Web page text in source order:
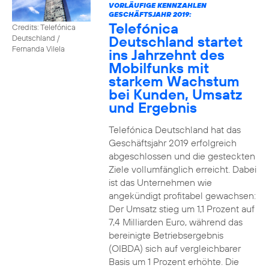
Credits: Telefónica
Deutschland /
Fernanda Vilela
VORLÄUFIGE KENNZAHLEN
GESCHÄFTSJAHR 2019:
Telefónica
Deutschland startet
ins Jahrzehnt des
Mobilfunks mit
starkem Wachstum
bei Kunden, Umsatz
und Ergebnis
Telefónica Deutschland hat das
Geschäftsjahr 2019 erfolgreich
abgeschlossen und die gesteckten
Ziele vollumfänglich erreicht. Dabei
ist das Unternehmen wie
angekündigt profitabel gewachsen:
Der Umsatz stieg um 1,1 Prozent auf
7,4 Milliarden Euro, während das
bereinigte Betriebsergebnis
(OIBDA) sich auf vergleichbarer
Basis um 1 Prozent erhöhte. Die